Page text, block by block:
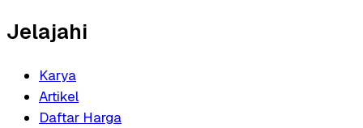
Jelajahi
Karya
Artikel
Daftar Harga